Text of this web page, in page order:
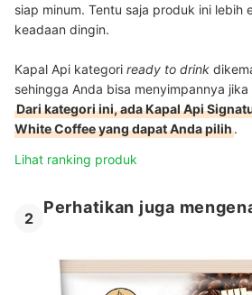
siap minum. Tentu saja produk ini lebih
keadaan dingin.
Kapal Api kategori ready to drink
sehingga Anda bisa menyimpannya
Dari kategori ini, ada Kapal Api
White Coffee yang dapat Anda pilih.
Lihat ranking produk
2
Perhatikan juga